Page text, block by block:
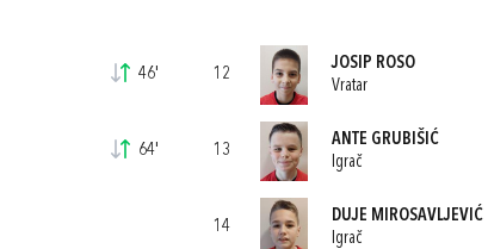
46'
64'
12
JOSIP ROSO
Vratar
13
ANTE GRUBIŠIĆ
Igrač
14
DUJE MIROSAVLJEVIĆ
Igrač